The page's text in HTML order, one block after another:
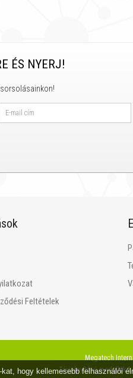
hogy kellemesebb felhasználói
ÉS NYERJ!
Feltételek
Megatech
Távirányítású modellek